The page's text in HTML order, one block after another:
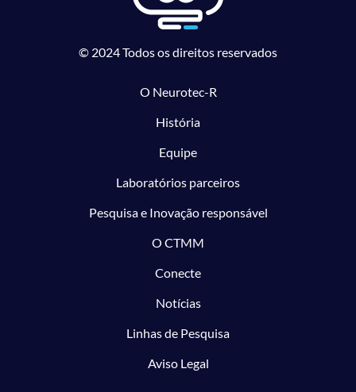
© 2024 Todos os direitos reservados
O Neurotec-R
História
Equipe
Laboratórios parceiros
Pesquisa e Inovação responsável
O CTMM
Conecte
Notícias
Linhas de Pesquisa
Aviso Legal